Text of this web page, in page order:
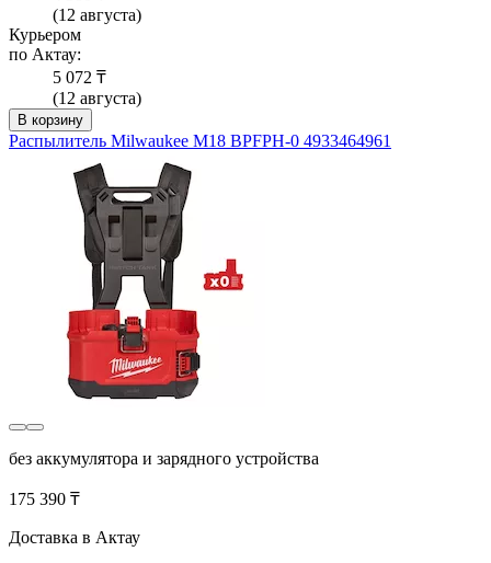
(12 августа)
Курьером
по Актау:
5 072 ₸
(12 августа)
В корзину
Распылитель Milwaukee M18 BPFPH-0 4933464961
без аккумулятора и зарядного устройства
175 390 ₸
Доставка в Актау